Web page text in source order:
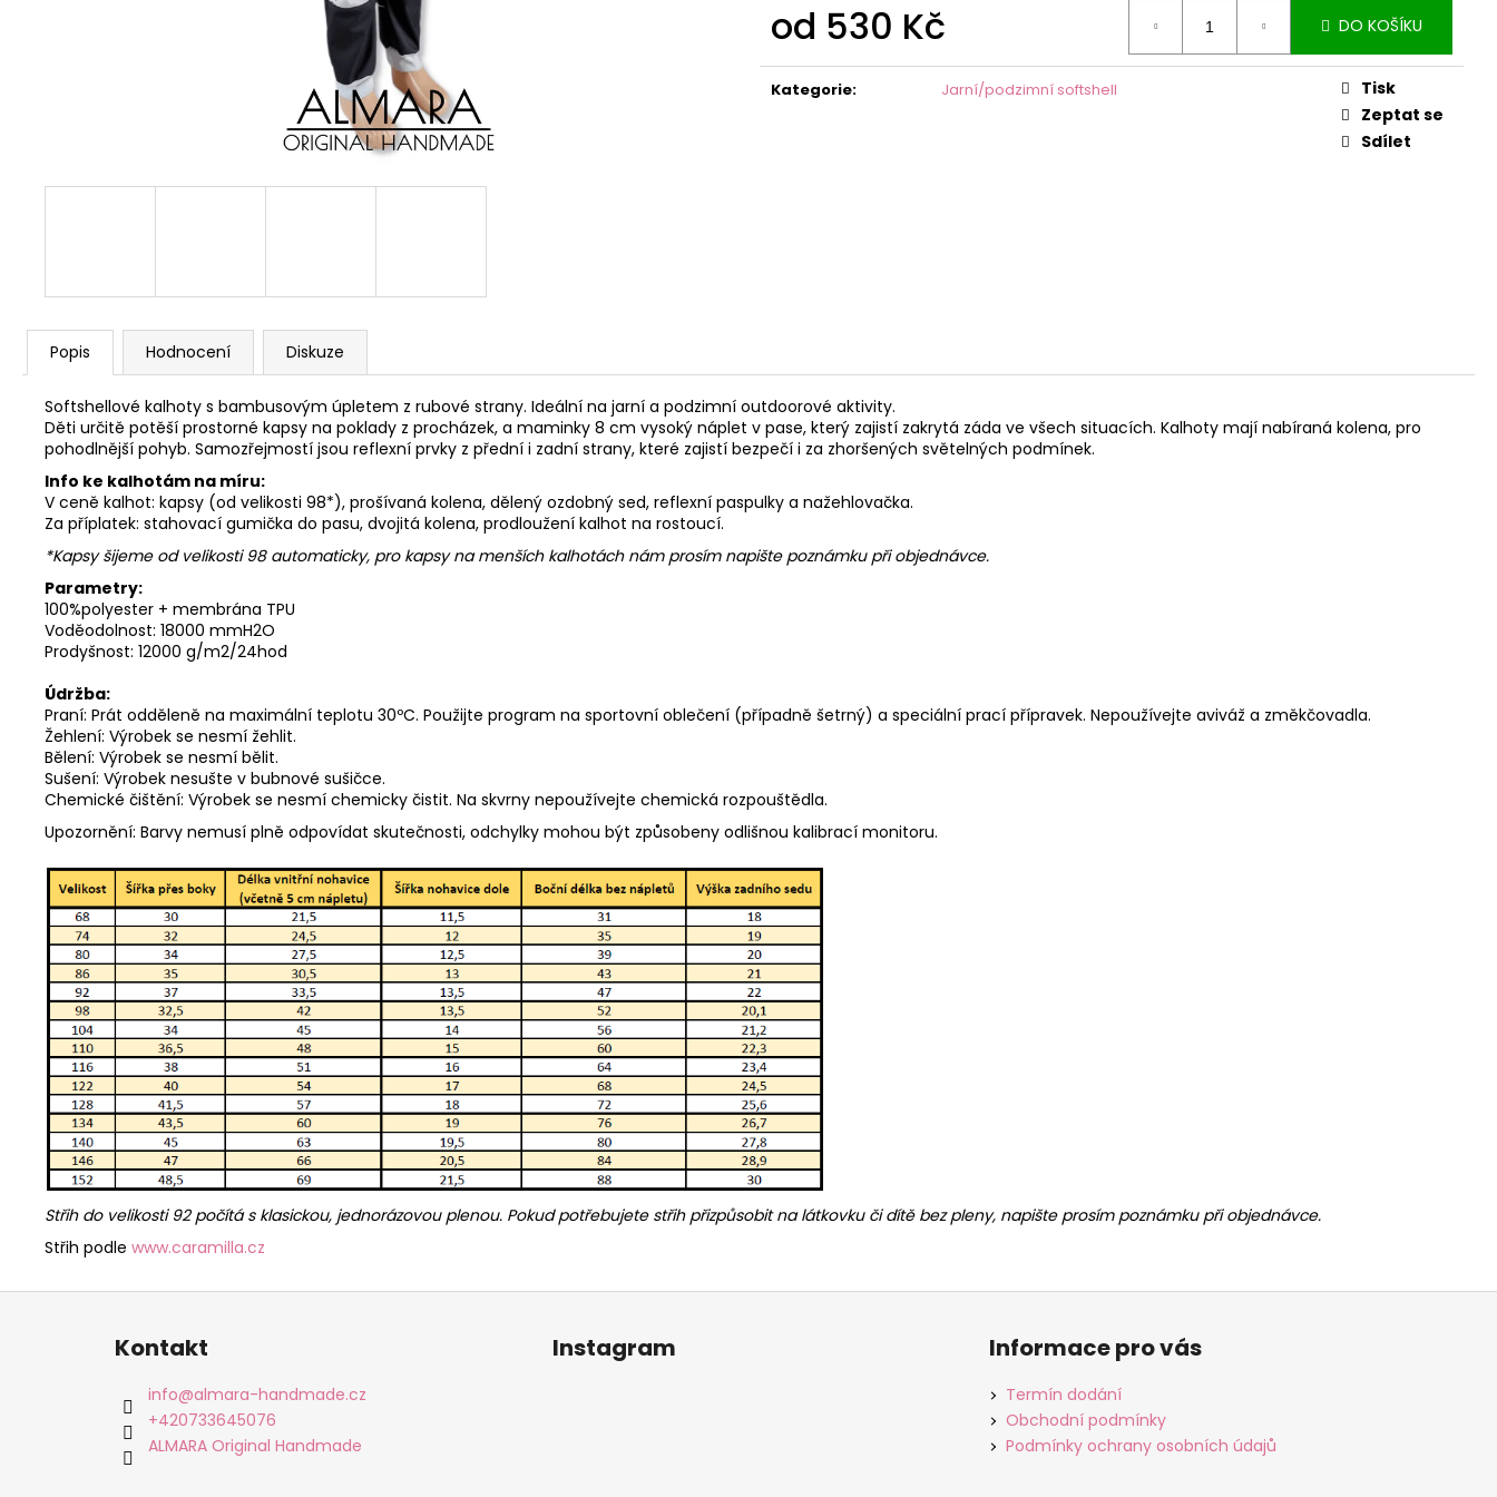
od 530 Kč
cena:
DO KOŠÍKU
Kategorie: Jarní/podzimní softshell
Tisk
Zeptat se
Sdílet
Popis Hodnocení Diskuze
Softshellové kalhoty s bambusovým úpletem z rubové strany. Ideální na jarní a podzimní outdoorové aktivity.
Děti určitě potěší prostorné kapsy na poklady z procházek, a maminky 8 cm vysoký náplet v pase, který zajistí zakrytá záda ve všech situacích. Kalhoty mají nabíraná kolena, pro
pohodlnější pohyb. Samozřejmostí jsou reflexní prvky z přední i zadní strany, které zajistí bezpečí i za zhoršených světelných podmínek.
Info ke kalhotám na míru:
V ceně kalhot: kapsy (od velikosti 98*), prošívaná kolena, dělený ozdobný sed, reflexní paspulky a nažehlovačka.
Za příplatek: stahovací gumička do pasu, dvojitá kolena, prodloužení kalhot na rostoucí.
*Kapsy šijeme od velikosti 98 automaticky, pro kapsy na menších kalhotách nám prosím napište poznámku při objednávce.
Parametry:
100%polyester + membrána TPU
Voděodolnost: 18000 mmH2O
Prodyšnost: 12000 g/m2/24hod
Údržba:
Praní: Prát odděleně na maximální teplotu 30ºC. Použijte program na sportovní oblečení (případně šetrný) a speciální prací přípravek. Nepoužívejte aviváž a změkčovadla.
Žehlení: Výrobek se nesmí žehlit.
Bělení: Výrobek se nesmí bělit.
Sušení: Výrobek nesušte v bubnové sušičce.
Chemické čištění: Výrobek se nesmí chemicky čistit. Na skvrny nepoužívejte chemická rozpouštědla.
Upozornění: Barvy nemusí plně odpovídat skutečnosti, odchylky mohou být způsobeny odlišnou kalibrací monitoru.
Střih do velikosti 92 počítá s klasickou, jednorázovou plenou. Pokud potřebujete střih přizpůsobit na látkovku či dítě bez pleny, napište prosím poznámku při objednávce.
Střih podle www.caramilla.cz
Kontakt
info@almara-handmade.cz
+420733645076
ALMARA Original Handmade
Instagram Informace pro vás
Termín dodání
Obchodní podmínky
Podmínky ochrany osobních údajů